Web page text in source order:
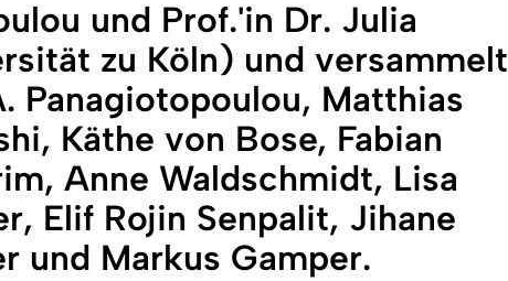
und Prof.'in Dr. Julia
zu Köln) und versammelt
Panagiotopoulou, Matthias
Käthe von Bose, Fabian
Anne Waldschmidt, Lisa
Elif Rojin Senpalit, Jihane
und Markus Gamper.